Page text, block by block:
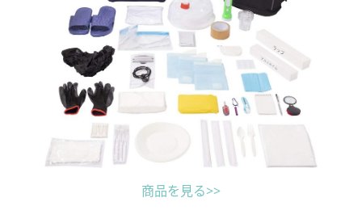
商品を見る>>